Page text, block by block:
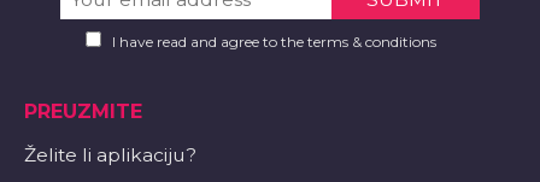
I have read and agree to the terms & conditions
PREUZMITE
Želite li aplikaciju?